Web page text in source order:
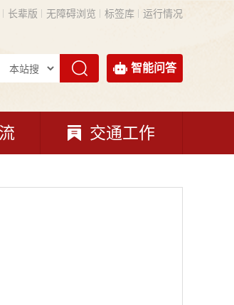
长辈版 无障碍浏览 标签库 运行情况
智能问答
交通工作